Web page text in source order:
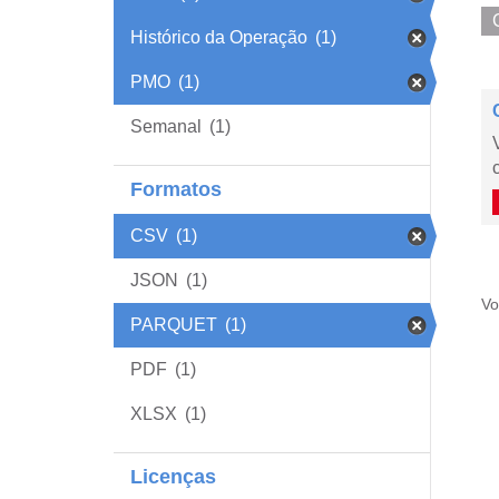
Histórico da Operação (1)
PMO (1)
Semanal (1)
Formatos
CSV (1)
JSON (1)
PARQUET (1)
PDF (1)
XLSX (1)
Licenças